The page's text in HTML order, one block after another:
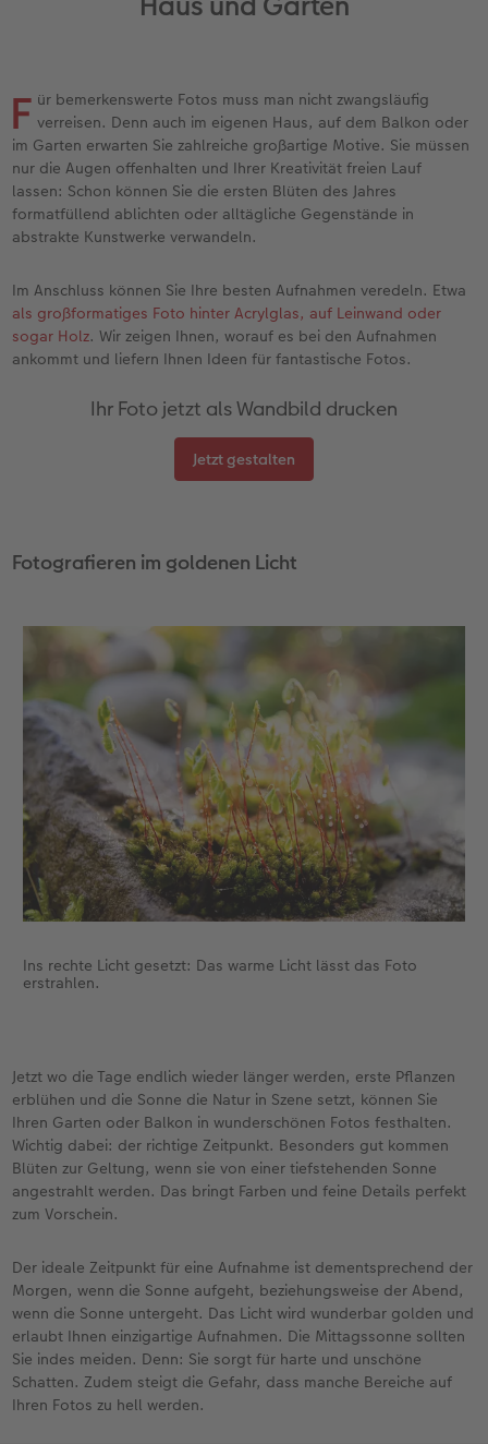
Jahrbuch gestalten
Panoramaseite
Schuber
Designvorlagen
Kundenbeispiele
Gestaltungsideen
Neuheiten
Nature Prints
Premium Poster
Fotosticker
Fotosets
Fotos digitalisieren
Extras
Photo Streetmap Poster
Alu-Dibond
Foto auf Holz
Hartschaum
hexxas
Mehrteiler
Extras
Dankeskarten Kommunion
Urlaubsgrüße
Weitere Anlässe
Papierqualitäten
Fotokarten
Einzelkarten
Neuheiten
Textilien
Foto-Geschenkbox
Art Prints
Handyhüllen
Haustierwelt
CEWE Geschenkgutschein
Papierqualitäten
NEU: Wandkalender Fineline
Kalender-Kundenbeispiele
Neuheiten
CEWE myPhotos
Max Case
PopGrip
Cardholder
CEWE myPhotos
nachhaltiger Schenken
Liebe schenken
Geburtstagsgeschenke
Inspiration
Foto- & Bastelkalender
App
F ür bemerkenswerte Fotos muss man nicht zwangsläufig
verreisen. Denn auch im eigenen Haus, auf dem Balkon oder
im Garten erwarten Sie zahlreiche großartige Motive. Sie müssen
nur die Augen offenhalten und Ihrer Kreativität freien Lauf
lassen: Schon können Sie die ersten Blüten des Jahres
formatfüllend ablichten oder alltägliche Gegenstände in
abstrakte Kunstwerke verwandeln.
Im Anschluss können Sie Ihre besten Aufnahmen veredeln. Etwa
als großformatiges Foto hinter Acrylglas, auf Leinwand oder
sogar Holz. Wir zeigen Ihnen, worauf es bei den Aufnahmen
ankommt und liefern Ihnen Ideen für fantastische Fotos.
Ihr Foto jetzt als Wandbild drucken
Jetzt gestalten
Fotografieren im goldenen Licht
Ins rechte Licht gesetzt: Das warme Licht lässt das Foto
erstrahlen.
Jetzt wo die Tage endlich wieder länger werden, erste Pflanzen
erblühen und die Sonne die Natur in Szene setzt, können Sie
Ihren Garten oder Balkon in wunderschönen Fotos festhalten.
Wichtig dabei: der richtige Zeitpunkt. Besonders gut kommen
Blüten zur Geltung, wenn sie von einer tiefstehenden Sonne
angestrahlt werden. Das bringt Farben und feine Details perfekt
zum Vorschein.
Der ideale Zeitpunkt für eine Aufnahme ist dementsprechend der
Morgen, wenn die Sonne aufgeht, beziehungsweise der Abend,
wenn die Sonne untergeht. Das Licht wird wunderbar golden und
erlaubt Ihnen einzigartige Aufnahmen. Die Mittagssonne sollten
Sie indes meiden. Denn: Sie sorgt für harte und unschöne
Schatten. Zudem steigt die Gefahr, dass manche Bereiche auf
Ihren Fotos zu hell werden.